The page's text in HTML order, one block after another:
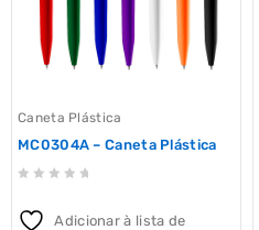
Caneta Plástica
MC0304A – Caneta Plástica
out
Adicionar à lista de